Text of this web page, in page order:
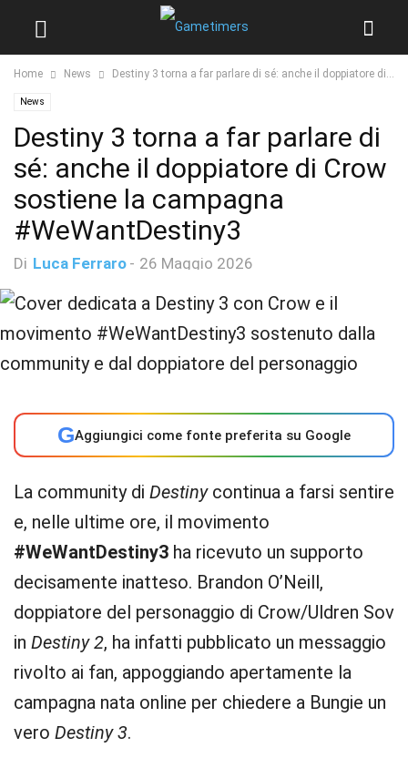
Home News Destiny 3 torna a far parlare di sé: anche il doppiatore di...
News
Destiny 3 torna a far parlare di
sé: anche il doppiatore di Crow
sostiene la campagna
#WeWantDestiny3
Di Luca Ferraro - 26 Maggio 2026
GAggiungici come fonte preferita su Google
La community di Destinycontinua a farsi sentire
e, nelle ultime ore, il movimento
#WeWantDestiny3 ha ricevuto un supporto
decisamente inatteso. Brandon O’Neill,
doppiatore del personaggio di Crow/Uldren Sov
in Destiny 2, ha infatti pubblicato un messaggio
rivolto ai fan, appoggiando apertamente la
campagna nata online per chiedere a Bungie un
vero Destiny 3.